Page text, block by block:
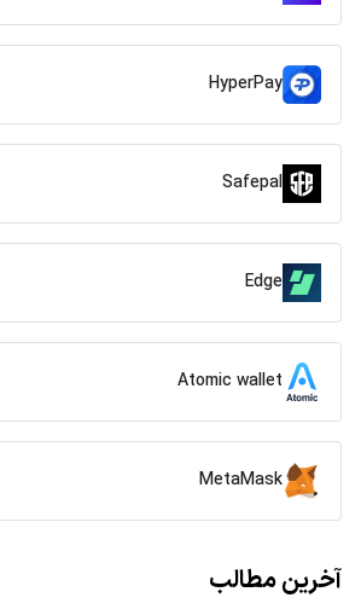
HyperPay
Safepal
Edge
Atomic wallet
MetaMask
آخرین مطالب